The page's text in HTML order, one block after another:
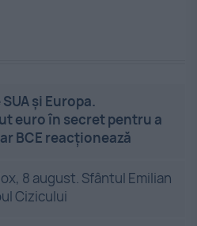
și Europa.
euro în secret pentru a
BCE reacționează
8 august. Sfântul Emilian
Cizicului